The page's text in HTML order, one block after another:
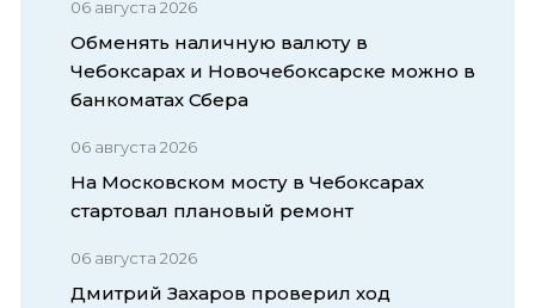
06 августа 2026
Обменять наличную валюту в
Чебоксарах и Новочебоксарске можно в
банкоматах Сбера
06 августа 2026
На Московском мосту в Чебоксарах
стартовал плановый ремонт
06 августа 2026
Дмитрий Захаров проверил ход